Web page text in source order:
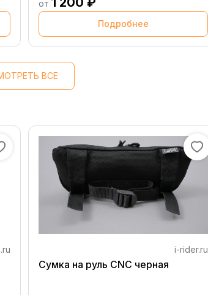
EXCF 17 25 / Freeride 14 17 ктм,
husqvarna ( 77338005100 )
от
Подробнее
ВСЕ
i-rider.ru
Сумка на руль CNC черная